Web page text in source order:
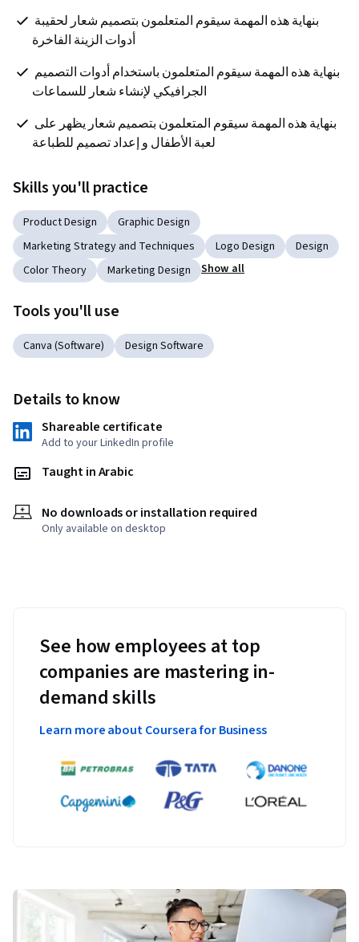
أدوات الزينة الفاخرة
الجرافيكي لإنشاء شعار للسماعات
لعبة الأطفال و إعداد تصميم للطباعة
Skills you'll practice
Product Design
Graphic Design
Marketing Strategy and Techniques
Logo Design
Design
Color Theory
Marketing Design Show all
Tools you'll use
Canva (Software) Design Software
Details to know
Shareable certificate
Add to your LinkedIn profile
Taught in Arabic
No downloads or installation required
Only available on desktop
See how employees at top
companies are mastering in-
demand skills
Learn more about Coursera for Business